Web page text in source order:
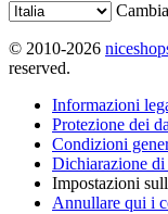
© 2010-2026
reserved.
Informazioni
Protezione dei
Condizioni
Dichiarazione di
Impostazioni
Annullare qui i